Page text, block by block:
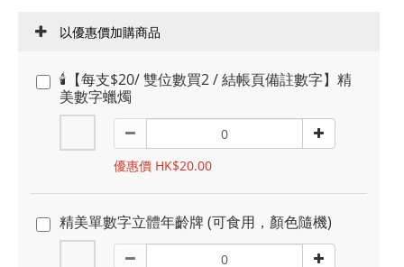
以優惠價加購商品
🕯️【每支$20/ 雙位數買2 / 結帳頁備註數字】精
美數字蠟燭
優惠價 HK$20.00
精美單數字立體年齡牌 (可食用，顏色隨機)